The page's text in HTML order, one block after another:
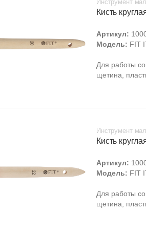
Инструмент
Кисть
Артикул:
Модель: FIT
Для работы
щетина,
Инструмент
Кисть
Артикул:
Модель: FIT
Для работы
щетина,